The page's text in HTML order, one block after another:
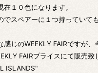
１０色になります。
でスペアーに１つ持っていて
感じのWEEKLY FAIRですが、
FAIRプライスにて販売致
ISLANDS"